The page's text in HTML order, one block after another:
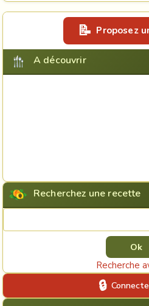
Proposez
A découvrir
Recherchez une recette
Recherche